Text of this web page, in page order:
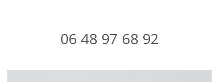
06 48 97 68 92